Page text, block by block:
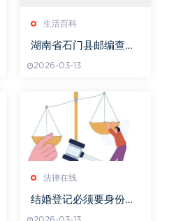
生活百科
湖南省石门县邮编查询
南
2026-03-13
法律在线
结婚登记必须要身份证